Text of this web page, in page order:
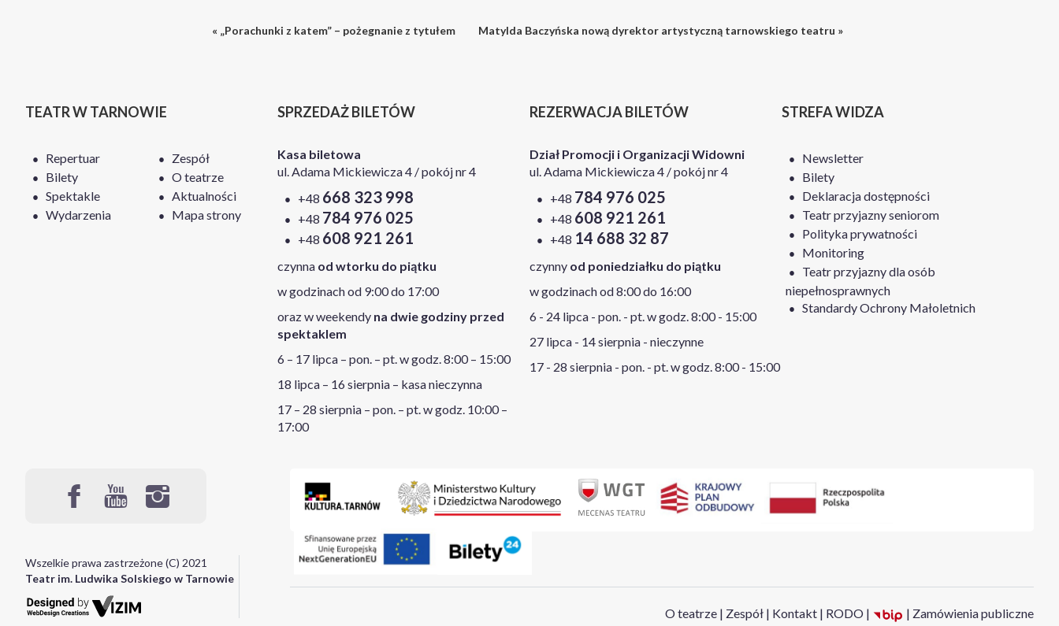
« „Porachunki z katem” – pożegnanie z tytułem Matylda Baczyńska nową dyrektor artystyczną tarnowskiego teatru »
TEATR W TARNOWIE
Repertuar
Bilety
Spektakle
Wydarzenia
Zespół
O teatrze
Aktualności
Mapa strony
SPRZEDAŻ BILETÓW
Kasa biletowa
ul. Adama Mickiewicza 4 / pokój nr 4
+48 668 323 998
+48 784 976 025
+48 608 921 261
czynna od wtorku do piątku
w godzinach od 9:00 do 17:00
oraz w weekendy na dwie godziny przed
spektaklem
6 – 17 lipca – pon. – pt. w godz. 8:00 – 15:00
18 lipca – 16 sierpnia – kasa nieczynna
17 – 28 sierpnia – pon. – pt. w godz. 10:00 –
17:00
REZERWACJA BILETÓW
Dział Promocji i Organizacji Widowni
ul. Adama Mickiewicza 4 / pokój nr 4
+48 784 976 025
+48 608 921 261
+48 14 688 32 87
czynny od poniedziałku do piątku
w godzinach od 8:00 do 16:00
6 - 24 lipca - pon. - pt. w godz. 8:00 - 15:00
27 lipca - 14 sierpnia - nieczynne
17 - 28 sierpnia - pon. - pt. w godz. 8:00 - 15:00
STREFA WIDZA
Newsletter
Bilety
Deklaracja dostępności
Teatr przyjazny seniorom
Polityka prywatności
Monitoring
Teatr przyjazny dla osób
niepełnosprawnych
Standardy Ochrony Małoletnich
Wszelkie prawa zastrzeżone (C) 2021
Teatr im. Ludwika Solskiego w Tarnowie
O teatrze | Zespół | Kontakt | RODO | | Zamówienia publiczne